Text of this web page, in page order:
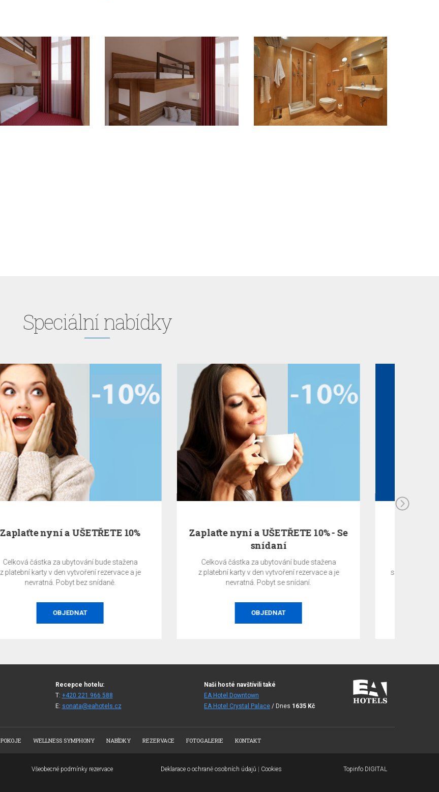
Speciální nabídky
Zaplaťte nyní a UŠETŘETE 10% - Se
Celková částka za ubytování bude stažena
z platební karty v den vytvoření rezervace a je
nevratná. Pobyt se snídaní.
OBJEDNAT
EA Benefit Program
EA BENEFIT program je odměnou klientům
společnosti EuroAgentur Hotels&Travel za jejich
věrnost EA Hotels.
Recepce hotelu:
T: +420 221 966 588
E: sonata@eahotels.cz
Naši hosté navštívili také
EA Hotel Downtown
EA Hotel Crystal Palace / Dnes 1635 Kč
POKOJE WELLNESS SYMPHONY NABÍDKY REZERVACE FOTOGALERIE KONTAKT
Všeobecné podmínky rezervace Deklarace o ochraně osobních údajů | Cookies Topinfo DIGITAL